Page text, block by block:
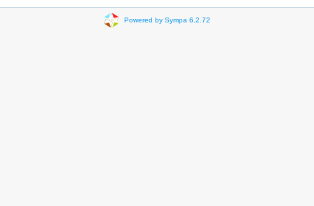
Powered by Sympa 6.2.72